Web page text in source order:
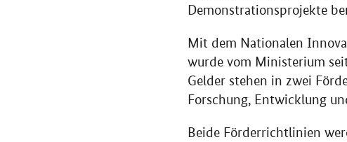
Demonstrationsprojekte
Mit dem Nationalen
wurde vom Ministerium
Gelder stehen in zwei
Forschung, Entwicklung
Beide Förderrichtlinien